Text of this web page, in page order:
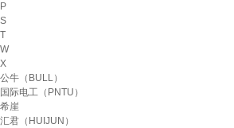
P
S
T
W
X
公牛（BULL）
国际电工（PNTU）
希崖
汇君（HUIJUN）